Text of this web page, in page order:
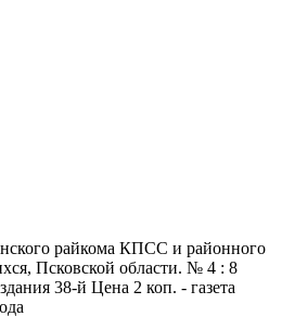
райкома КПСС и районного
Псковской области. № 4 : 8
38-й Цена 2 коп. - газета